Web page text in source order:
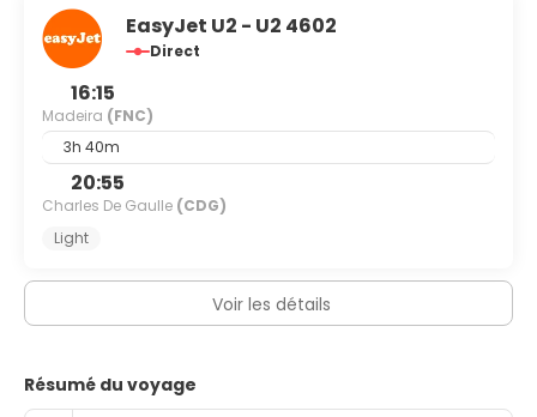
EasyJet U2 - U2 4602
Direct
16:15
Madeira (FNC)
3h 40m
20:55
Charles De Gaulle (CDG)
Light
Voir les détails
Résumé du voyage